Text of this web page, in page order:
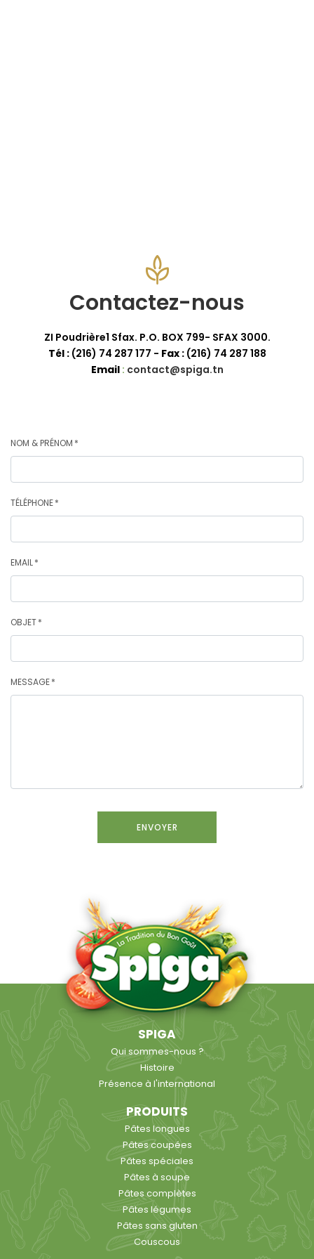
Contactez-nous
ZI Poudrière1 Sfax. P.O. BOX 799- SFAX 3000.
Tél :(216) 74 287 177 - Fax :(216) 74 287 188
Email: contact@spiga.tn
NOM & PRÉNOM
TÉLÉPHONE
EMAIL
OBJET
MESSAGE
SPIGA
Qui sommes-nous ?
Histoire
Présence à l'international
PRODUITS
Pâtes longues
Pâtes coupées
Pâtes spéciales
Pâtes à soupe
Pâtes complètes
Pâtes légumes
Pâtes sans gluten
Couscous